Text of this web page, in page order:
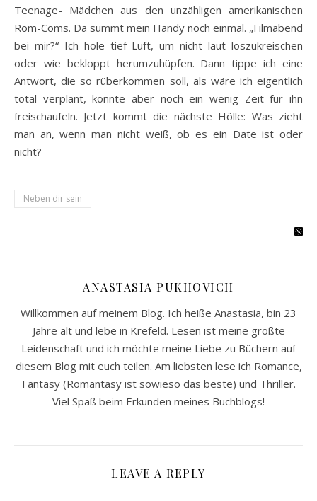
Teenage- Mädchen aus den unzähligen amerikanischen
Rom-Coms. Da summt mein Handy noch einmal. „Filmabend
bei mir?“ Ich hole tief Luft, um nicht laut loszukreischen
oder wie bekloppt herumzuhüpfen. Dann tippe ich eine
Antwort, die so rüberkommen soll, als wäre ich eigentlich
total verplant, könnte aber noch ein wenig Zeit für ihn
freischaufeln. Jetzt kommt die nächste Hölle: Was zieht
man an, wenn man nicht weiß, ob es ein Date ist oder
nicht?
Neben dir sein
ANASTASIA PUKHOVICH
Willkommen auf meinem Blog. Ich heiße Anastasia, bin 23
Jahre alt und lebe in Krefeld. Lesen ist meine größte
Leidenschaft und ich möchte meine Liebe zu Büchern auf
diesem Blog mit euch teilen. Am liebsten lese ich Romance,
Fantasy (Romantasy ist sowieso das beste) und Thriller.
Viel Spaß beim Erkunden meines Buchblogs!
LEAVE A REPLY